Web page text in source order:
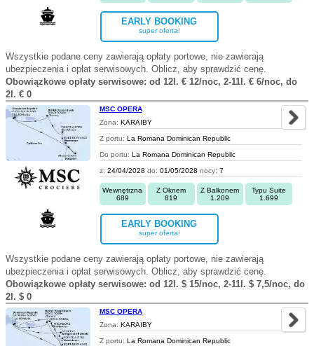
EARLY BOOKING
super oferta!
Wszystkie podane ceny zawierają opłaty portowe, nie zawierają
ubezpieczenia i opłat serwisowych. Oblicz, aby sprawdzić cenę.
Obowiązkowe opłaty serwisowe: od 12l. € 12/noc, 2-11l. € 6/noc, do
2l. € 0
MSC OPERA
Zona: KARAIBY
Z portu: La Romana Dominican Republic
Do portu: La Romana Dominican Republic
z: 24/04/2028 do: 01/05/2028 nocy: 7
Wewnętrzna
689
Z Oknem
819
Z Balkonem
1.209
Typu Suite
1.699
EARLY BOOKING
super oferta!
Wszystkie podane ceny zawierają opłaty portowe, nie zawierają
ubezpieczenia i opłat serwisowych. Oblicz, aby sprawdzić cenę.
Obowiązkowe opłaty serwisowe: od 12l. $ 15/noc, 2-11l. $ 7,5/noc, do
2l. $ 0
MSC OPERA
Zona: KARAIBY
Z portu: La Romana Dominican Republic